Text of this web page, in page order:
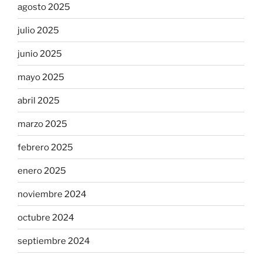
agosto 2025
julio 2025
junio 2025
mayo 2025
abril 2025
marzo 2025
febrero 2025
enero 2025
noviembre 2024
octubre 2024
septiembre 2024